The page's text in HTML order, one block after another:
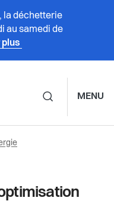
la déchetterie
au samedi de
plus
MENU